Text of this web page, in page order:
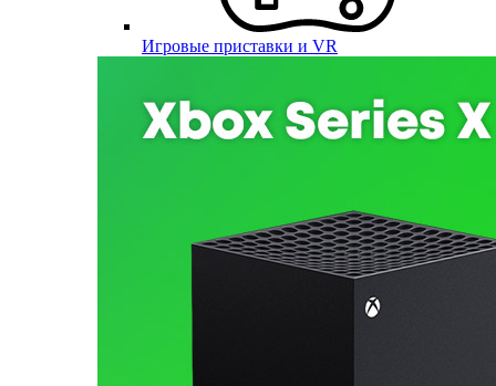
Игровые приставки и VR